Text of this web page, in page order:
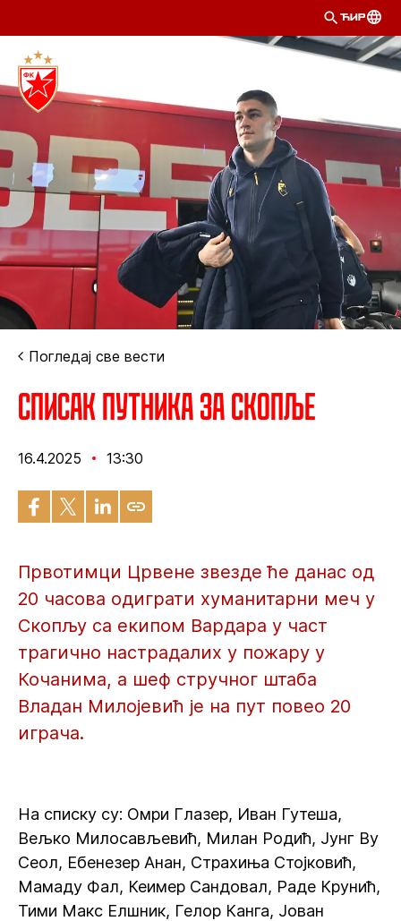
ЋИР
Погледај све вести
Списак путника за Скопље
16.4.2025 13:30
Првотимци Црвене звезде ће данас од
20 часова одиграти хуманитарни меч у
Скопљу са екипом Вардара у част
трагично настрадалих у пожару у
Кочанима, а шеф стручног штаба
Владан Милојевић је на пут повео 20
играча.
На списку су: Омри Глазер, Иван Гутеша,
Вељко Милосављевић, Милан Родић, Јунг Ву
Сеол, Ебенезер Анан, Страхиња Стојковић,
Мамаду Фал, Кеимер Сандовал, Раде Крунић,
Тими Макс Елшник, Гелор Канга, Јован